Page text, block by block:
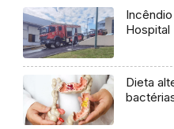
Hospital
Dieta